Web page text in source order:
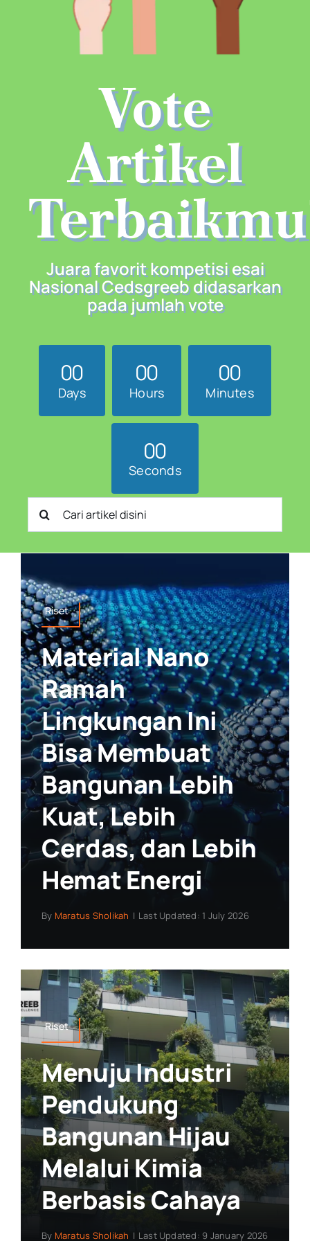
Vote
Artikel
Juara favorit kompetisi esai
Nasional Cedsgreeb didasarkan
pada jumlah vote
00
Days
00
Hours
00
Minutes
00
Seconds
Search
Riset
Material Nano
Ramah
Lingkungan Ini
Bisa Membuat
Bangunan Lebih
Kuat, Lebih
Cerdas, dan Lebih
Hemat Energi
By Maratus Sholikah | Last Updated: 1 July 2026
Riset
Menuju Industri
Pendukung
Bangunan Hijau
Melalui Kimia
Berbasis Cahaya
By Maratus Sholikah | Last Updated: 9 January 2026